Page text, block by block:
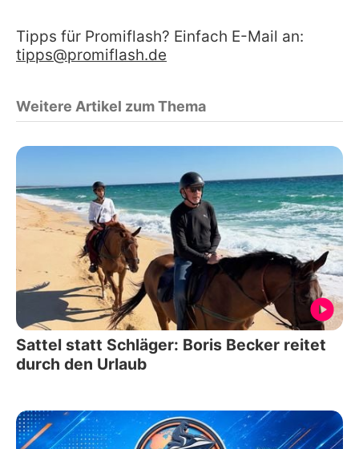
Tipps für Promiflash? Einfach E-Mail an:
tipps@promiflash.de
Weitere Artikel zum Thema
Sattel statt Schläger: Boris Becker reitet
durch den Urlaub